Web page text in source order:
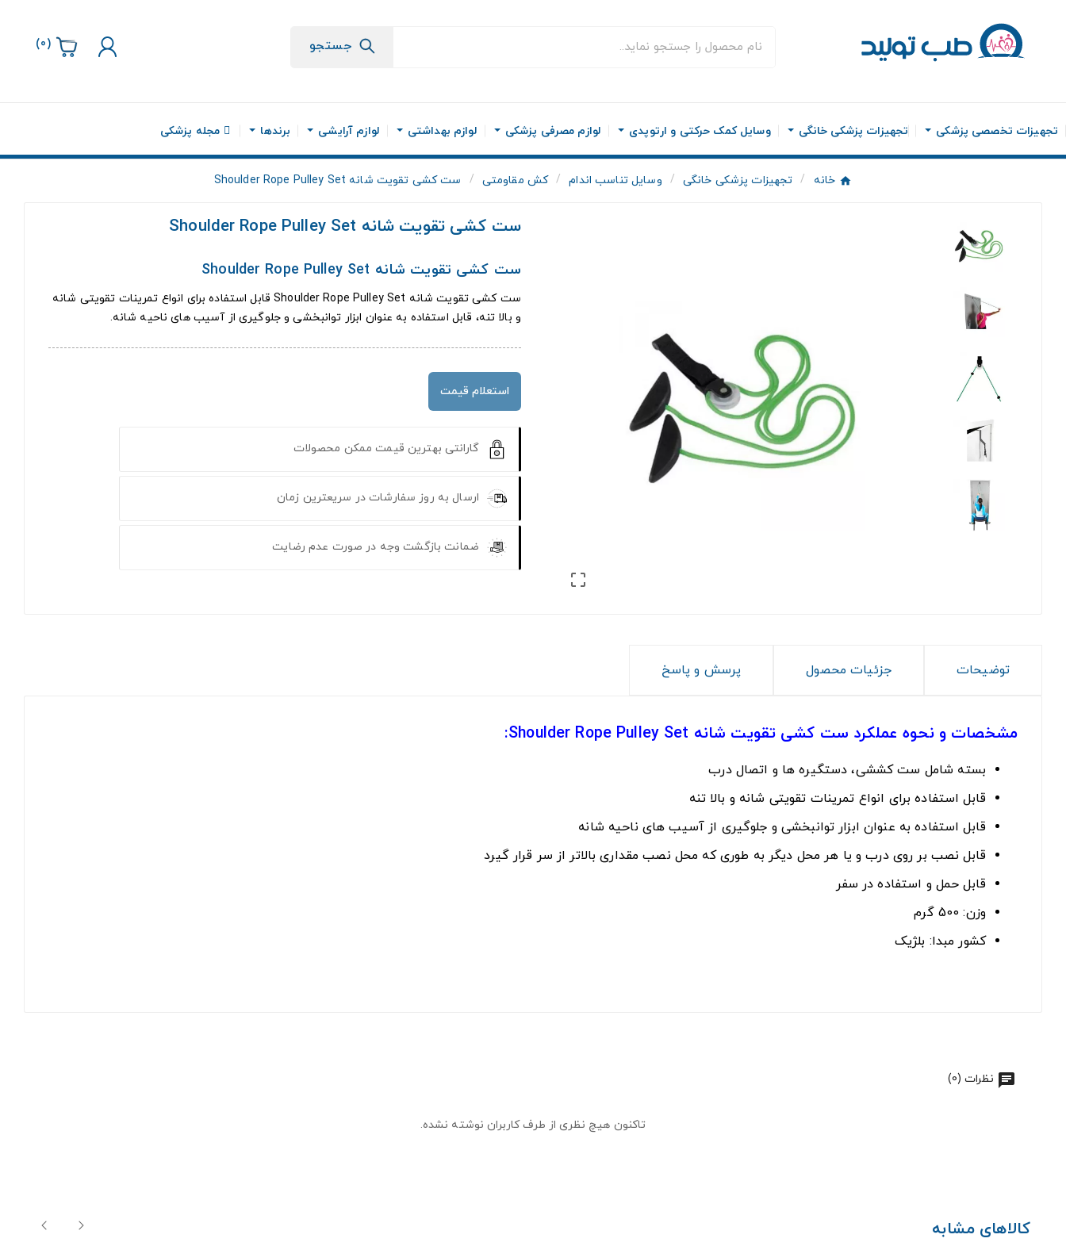
جستجو (
0
)
تجهیزات تخصصی پزشکی تجهیزات پزشکی خانگی وسایل کمک حرکتی و ارتوپدی لوازم مصرفی پزشکی لوازم بهداشتی لوازم آرایشی برندها مجله پزشکی
خانه تجهیزات پزشکی خانگی وسایل تناسب اندام کش مقاومتی ست کشی تقویت شانه Shoulder Rope Pulley Set

ست کشی تقویت شانه Shoulder Rope Pulley Set
ست کشی تقویت شانه Shoulder Rope Pulley Set
ست کشی تقویت شانه Shoulder Rope Pulley Set قابل استفاده برای انواع تمرینات تقویتی شانه
و بالا تنه، قابل استفاده به عنوان ابزار توانبخشی و جلوگیری از آسیب های ناحیه شانه.
استعلام قیمت
گارانتی بهترین قیمت ممکن محصولات
ارسال به روز سفارشات در سریعترین زمان
ضمانت بازگشت وجه در صورت عدم رضایت
توضیحات جزئیات محصول پرسش و پاسخ
مشخصات و نحوه عملکرد ست کشی تقویت شانه Shoulder Rope Pulley Set:
بسته شامل ست کششی، دستگیره ها و اتصال درب
قابل استفاده برای انواع تمرینات تقویتی شانه و بالا تنه
قابل استفاده به عنوان ابزار توانبخشی و جلوگیری از آسیب های ناحیه شانه
قابل نصب بر روی درب و یا هر محل دیگر به طوری که محل نصب مقداری بالاتر از سر قرار گیرد
قابل حمل و استفاده در سفر
وزن: 500 گرم
کشور مبدا: بلژیک
نظرات (0)
تاکنون هیچ نظری از طرف کاربران نوشته نشده.
کالاهای مشابه